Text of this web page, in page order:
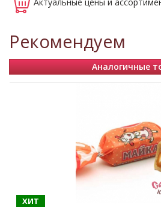
Рекомендуем
Аналогичные
ХИТ